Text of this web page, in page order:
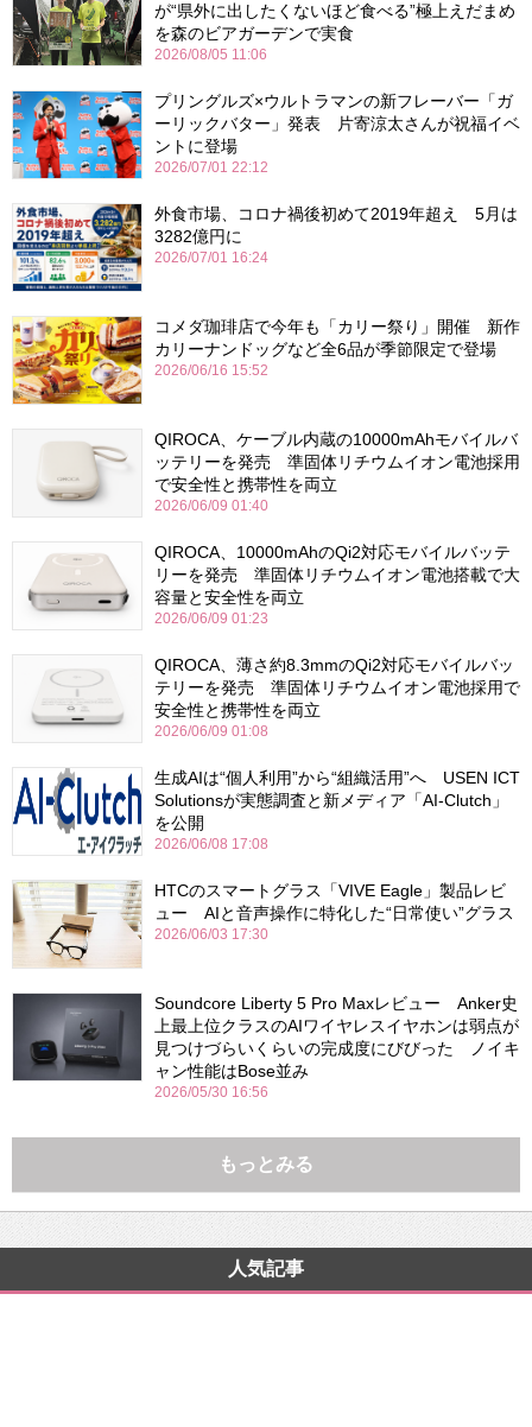
が“県外に出したくないほど食べる”極上えだまめ
を森のビアガーデンで実食
2026/08/05 11:06
プリングルズ×ウルトラマンの新フレーバー「ガ
ーリックバター」発表 片寄涼太さんが祝福イベ
ントに登場
2026/07/01 22:12
外食市場、コロナ禍後初めて2019年超え 5月は
3282億円に
2026/07/01 16:24
コメダ珈琲店で今年も「カリー祭り」開催 新作
カリーナンドッグなど全6品が季節限定で登場
2026/06/16 15:52
QIROCA、ケーブル内蔵の10000mAhモバイルバ
ッテリーを発売 準固体リチウムイオン電池採用
で安全性と携帯性を両立
2026/06/09 01:40
QIROCA、10000mAhのQi2対応モバイルバッテ
リーを発売 準固体リチウムイオン電池搭載で大
容量と安全性を両立
2026/06/09 01:23
QIROCA、薄さ約8.3mmのQi2対応モバイルバッ
テリーを発売 準固体リチウムイオン電池採用で
安全性と携帯性を両立
2026/06/09 01:08
生成AIは“個人利用”から“組織活用”へ USEN ICT
Solutionsが実態調査と新メディア「AI-Clutch」
を公開
2026/06/08 17:08
HTCのスマートグラス「VIVE Eagle」製品レビ
ュー AIと音声操作に特化した“日常使い”グラス
2026/06/03 17:30
Soundcore Liberty 5 Pro Maxレビュー Anker史
上最上位クラスのAIワイヤレスイヤホンは弱点が
見つけづらいくらいの完成度にびびった ノイキ
ャン性能はBose並み
2026/05/30 16:56
もっとみる
人気記事